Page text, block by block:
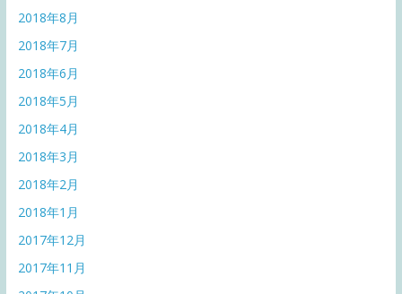
2018年8月
2018年7月
2018年6月
2018年5月
2018年4月
2018年3月
2018年2月
2018年1月
2017年12月
2017年11月